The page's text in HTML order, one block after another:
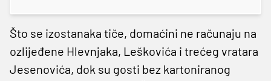
Što se izostanaka tiče, domaćini ne računaju na
ozlijeđene Hlevnjaka, Leškovića i trećeg vratara
Jesenovića, dok su gosti bez kartoniranog